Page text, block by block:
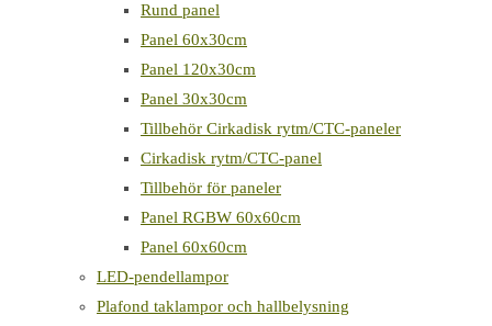
Rund panel
Panel 60x30cm
Panel 120x30cm
Panel 30x30cm
Tillbehör Cirkadisk rytm/CTC-paneler
Cirkadisk rytm/CTC-panel
Tillbehör för paneler
Panel RGBW 60x60cm
Panel 60x60cm
LED-pendellampor
Plafond taklampor och hallbelysning